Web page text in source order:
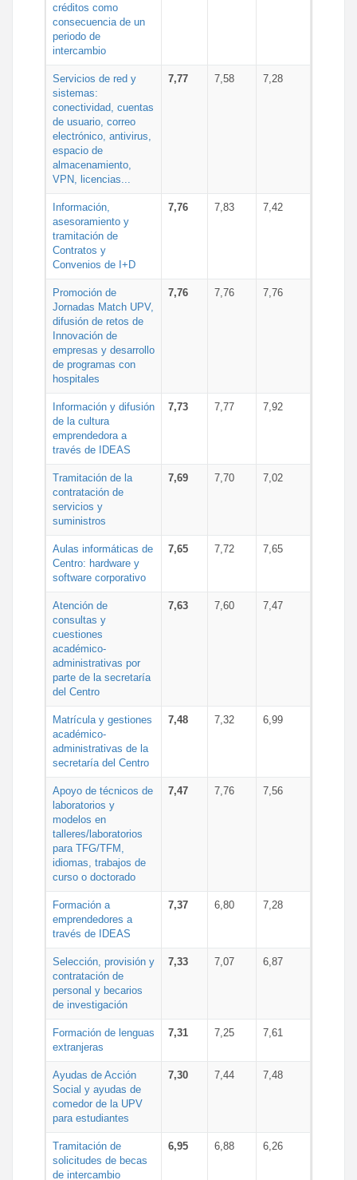
créditos como
consecuencia de un
periodo de
intercambio
Servicios de red y
sistemas:
conectividad, cuentas
de usuario, correo
electrónico, antivirus,
espacio de
almacenamiento,
VPN, licencias...
7,77 7,58 7,28
Información,
asesoramiento y
tramitación de
Contratos y
Convenios de I+D
7,76 7,83 7,42
Promoción de
Jornadas Match UPV,
difusión de retos de
Innovación de
empresas y desarrollo
de programas con
hospitales
7,76 7,76 7,76
Información y difusión
de la cultura
emprendedora a
través de IDEAS
7,73 7,77 7,92
Tramitación de la
contratación de
servicios y
suministros
7,69 7,70 7,02
Aulas informáticas de
Centro: hardware y
software corporativo
7,65 7,72 7,65
Atención de
consultas y
cuestiones
académico-
administrativas por
parte de la secretaría
del Centro
7,63 7,60 7,47
Matrícula y gestiones
académico-
administrativas de la
secretaría del Centro
7,48 7,32 6,99
Apoyo de técnicos de
laboratorios y
modelos en
talleres/laboratorios
para TFG/TFM,
idiomas, trabajos de
curso o doctorado
7,47 7,76 7,56
Formación a
emprendedores a
través de IDEAS
7,37 6,80 7,28
Selección, provisión y
contratación de
personal y becarios
de investigación
7,33 7,07 6,87
Formación de lenguas
extranjeras
7,31 7,25 7,61
Ayudas de Acción
Social y ayudas de
comedor de la UPV
para estudiantes
7,30 7,44 7,48
Tramitación de
solicitudes de becas
de intercambio
6,95 6,88 6,26